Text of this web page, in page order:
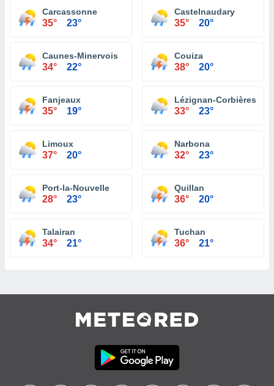
Carcassonne
35° 23°
Castelnaudary
35° 20°
Caunes-Minervois
34° 22°
Couiza
38° 20°
Fanjeaux
35° 19°
Lézignan-Corbières
33° 23°
Limoux
37° 20°
Narbona
32° 23°
Port-la-Nouvelle
28° 23°
Quillan
36° 20°
Talairan
34° 21°
Tuchan
36° 21°